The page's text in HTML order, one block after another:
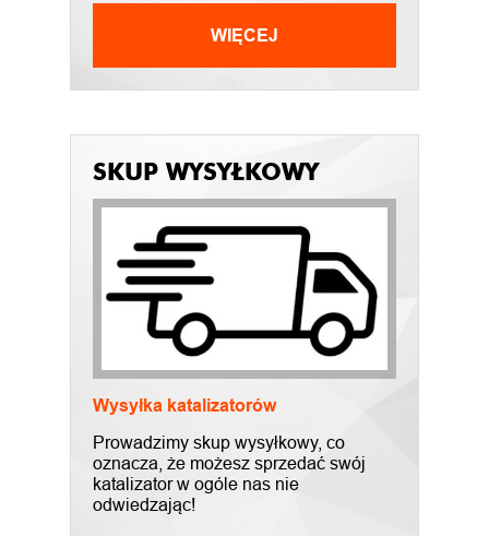
WIĘCEJ
SKUP WYSYŁKOWY
Wysyłka katalizatorów
Prowadzimy skup wysyłkowy, co
oznacza, że możesz sprzedać swój
katalizator w ogóle nas nie
odwiedzając!